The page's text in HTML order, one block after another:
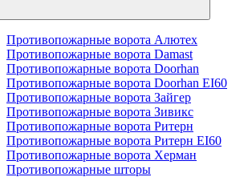
Противопожарные ворота Алютех
Противопожарные ворота Damast
Противопожарные ворота Doorhan
Противопожарные ворота Doorhan EI60
Противопожарные ворота Зайгер
Противопожарные ворота Зивикс
Противопожарные ворота Ритерн
Противопожарные ворота Ритерн EI60
Противопожарные ворота Херман
Противопожарные шторы